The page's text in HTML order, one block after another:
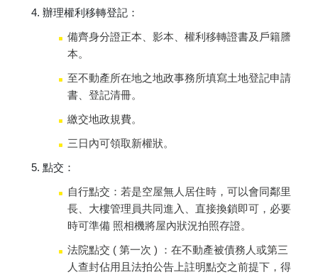
辦理權利移轉登記：
備齊身分證正本、影本、權利移轉證書及戶籍謄
本。
至不動產所在地之地政事務所填寫土地登記申請
書、登記清冊。
繳交地政規費。
三日內可領取新權狀。
點交：
自行點交：若是空屋無人居住時，可以會同鄰里
長、大樓管理員共同進入、直接換鎖即可，必要
時可準備 照相機將屋內狀況拍照存證。
法院點交 ( 第一次 ) ：在不動產被債務人或第三
人查封佔用且法拍公告上註明點交之前提下，得